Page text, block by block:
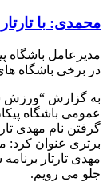
محمدی: با
مدیرعامل باشگاه
در برخی باشگاه
به گزارش “ورزش
عمومی باشگاه
گرفتن نام مهدی
برتری عنوان کرد:
مهدی تارتار
جلو می رویم.